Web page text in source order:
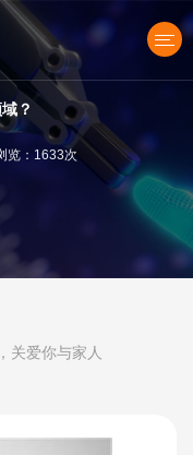
产品中心
？
：1633次
关爱你与家人